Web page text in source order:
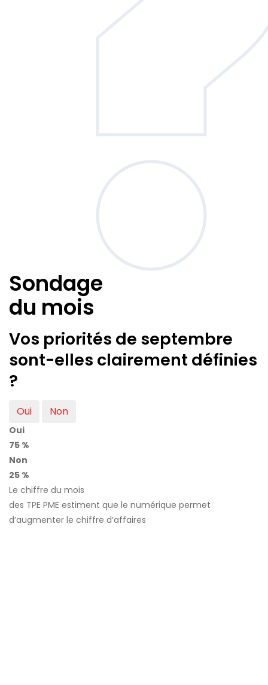
Sondage
du mois
Vos priorités de septembre
sont-elles clairement définies
?
Oui Non
Oui
75 %
Non
25 %
Le chiffre du mois
des TPE PME estiment que le numérique permet
d’augmenter le chiffre d’affaires